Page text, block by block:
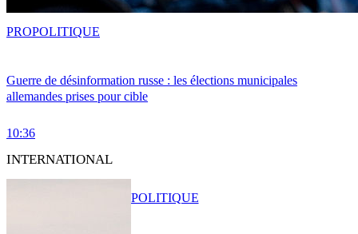
Guerre de désinformation russe : les élections municipales
allemandes prises pour cible
10:36
PROPOLITIQUE
INTERNATIONAL
POLITIQUE